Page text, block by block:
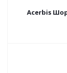
Acerbis